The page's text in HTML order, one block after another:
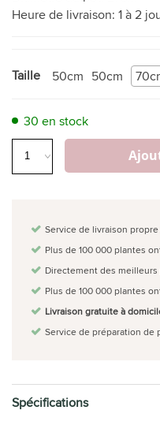
Heure de livraison: 1 à 2
Taille 50cm 50cm
30 en stock
Service de livraison
Plus de 100 000 plantes
Directement des
Plus de 100 000 plantes
Livraison gratuite à
Service de préparation de
Spécifications